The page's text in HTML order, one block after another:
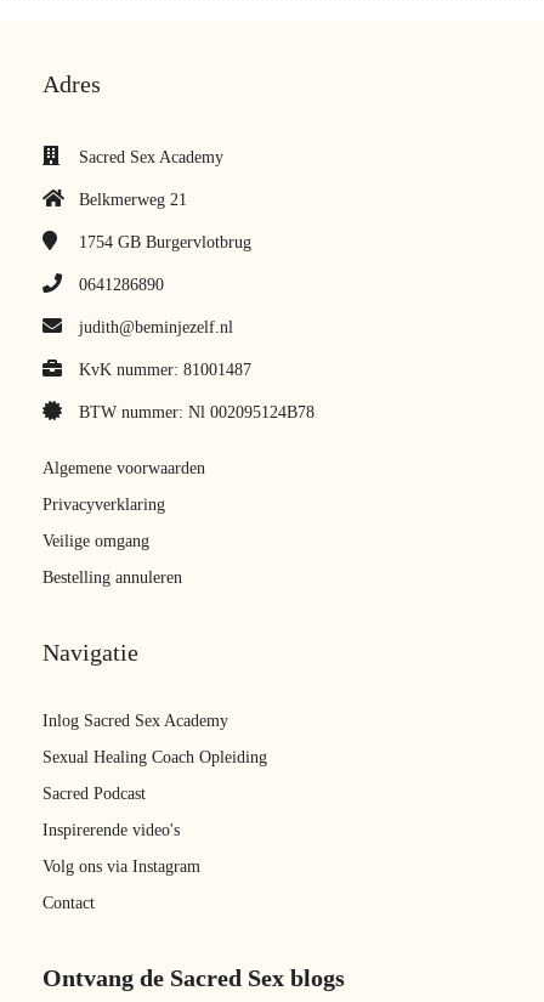
Adres
Sacred Sex Academy
Belkmerweg 21
1754 GB Burgervlotbrug
0641286890
judith@beminjezelf.nl
KvK nummer: 81001487
BTW nummer: Nl 002095124B78
Algemene voorwaarden
Privacyverklaring
Veilige omgang
Bestelling annuleren
Navigatie
Inlog Sacred Sex Academy
Sexual Healing Coach Opleiding
Sacred Podcast
Inspirerende video's
Volg ons via Instagram
Contact
Ontvang de Sacred Sex blogs